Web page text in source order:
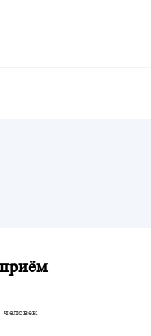
человек